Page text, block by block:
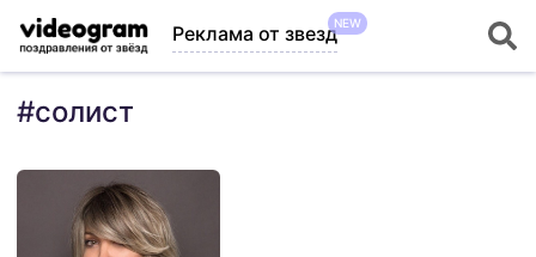
Реклама от звездNEW
#солист